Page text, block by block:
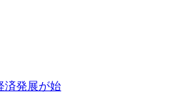
済発展が始